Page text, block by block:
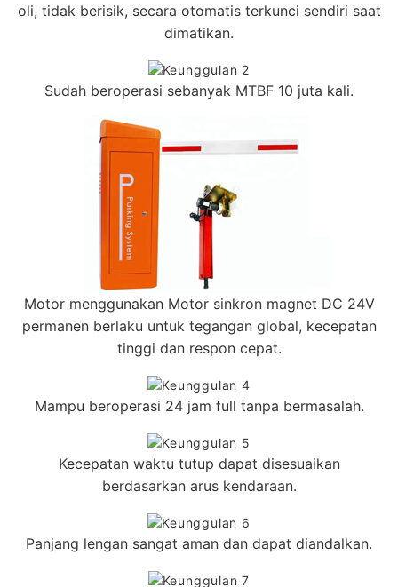
oli, tidak berisik, secara otomatis terkunci sendiri saat
dimatikan.
Sudah beroperasi sebanyak MTBF 10 juta kali.
Motor menggunakan Motor sinkron magnet DC 24V
permanen berlaku untuk tegangan global, kecepatan
tinggi dan respon cepat.
Mampu beroperasi 24 jam full tanpa bermasalah.
Kecepatan waktu tutup dapat disesuaikan
berdasarkan arus kendaraan.
Panjang lengan sangat aman dan dapat diandalkan.